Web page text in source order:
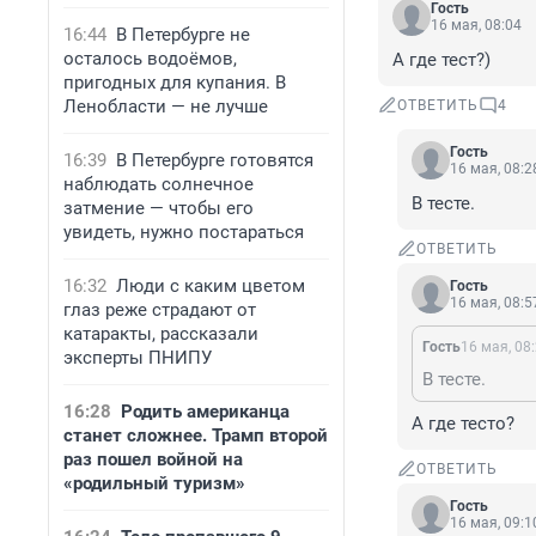
16:44 В Петербурге не
осталось водоёмов,
пригодных для купания. В
Ленобласти — не лучше
16:39 В Петербурге готовятся
наблюдать солнечное
затмение — чтобы его
увидеть, нужно постараться
16:32 Люди с каким цветом
глаз реже страдают от
катаракты, рассказали
эксперты ПНИПУ
16:28 Родить американца
станет сложнее. Трамп второй
раз пошел войной на
«родильный туризм»
Гость
16 мая, 08:04
А где тест?)
ОТВЕТИТЬ 4
Гость
16 мая,
В тесте.
ОТВЕТИТЬ
Гость
16 мая,
Гость16 мая,
В тесте.
А где тесто?
ОТВЕТИТЬ
Гость
16 мая,